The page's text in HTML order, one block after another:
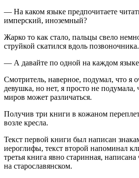
— На каком языке предпочитаете
имперский, иноземный?
Жарко то как стало, пальцы свело
струйкой скатился вдоль позвоночника.
— А давайте по одной на каждом
Смотритель, наверное, подумал, что я
девушка, но нет, я просто не подумала,
миров может различаться.
Получив три книги в кожаном
возле кресла.
Текст первой книги был написан
иероглифы, текст второй напоминал
третья книга явно старинная,
на старославянском.